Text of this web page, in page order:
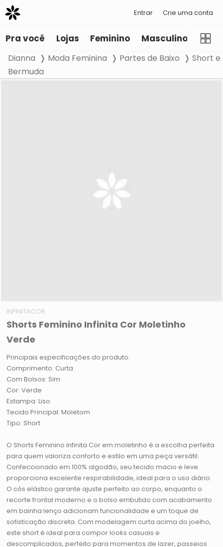
Entrar Crie uma conta
Pra você Lojas Feminino Masculino
Dianna Moda Feminina Partes de Baixo
Short e
Bermuda
INFINITACOR
Shorts Feminino Infinita Cor Moletinho
Verde
Principais especificações do produto:
Comprimento: Curta
Com Bolsos: Sim
Cor: Verde
Estampa: Liso
Tecido Principal: Moletom
Tipo: Short
O Shorts Feminino Infinita Cor em moletinho é a escolha perfeita
para quem valoriza conforto e estilo em uma peça versátil.
Confeccionado em 100% algodão, seu tecido macio e leve
proporciona excelente respirabilidade, ideal para o uso diário.
O cós elástico garante ajuste perfeito ao corpo, enquanto o
recorte frontal moderno e o bolso embutido com acabamento
em bainha lenço adicionam funcionalidade e um toque de
sofisticação discreta. Com modelagem curta acima do joelho,
este short é ideal para compor looks casuais e
descomplicados, perfeito para momentos de lazer, passeios